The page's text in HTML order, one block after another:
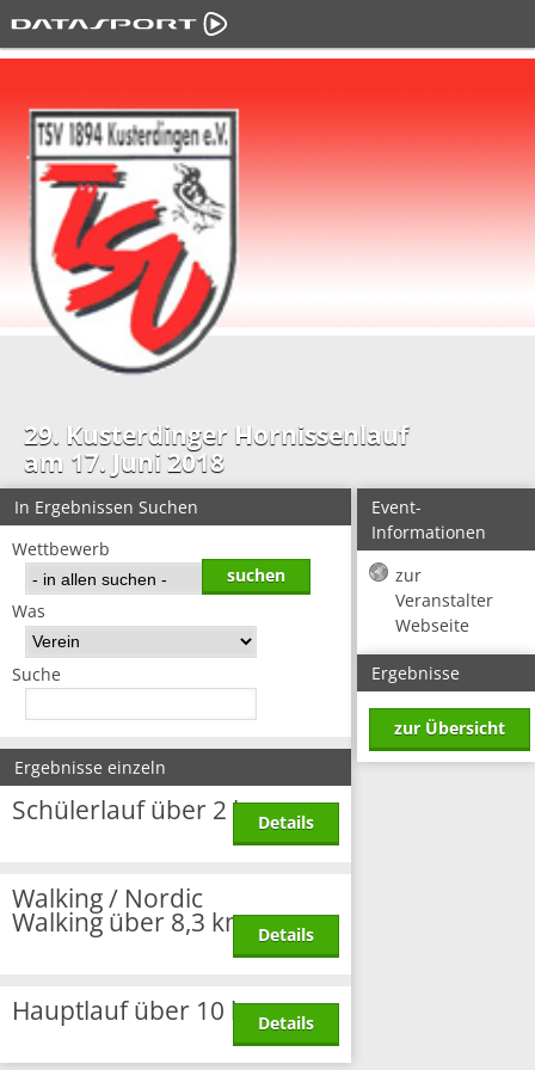
29. Kusterdinger Hornissenlauf
am 17. Juni 2018
In Ergebnissen Suchen
Wettbewerb
Was
Suche
Ergebnisse einzeln
Schülerlauf über 2 kmDetails
Walking / Nordic
Walking über 8,3 km Details
Hauptlauf über 10 kmDetails
Event-
Informationen
zur
Veranstalter
Webseite
Ergebnisse
zur Übersicht